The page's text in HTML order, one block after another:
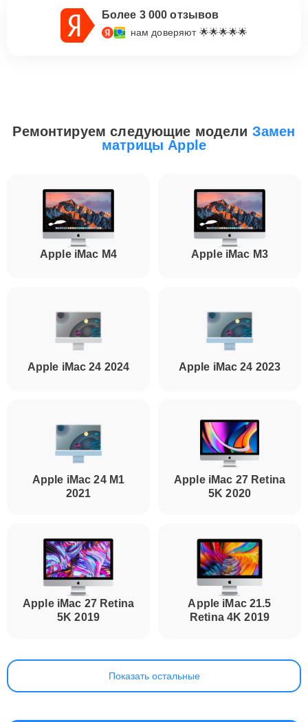
Более 3 000 отзывов
нам доверяют 🌟🌟🌟🌟🌟
Ремонтируем следующие модели Замен
матрицы Apple
Apple iMac M4 Apple iMac M3
Apple iMac 24 2024 Apple iMac 24 2023
Apple iMac 24 M1
2021
Apple iMac 27 Retina
5K 2020
Apple iMac 27 Retina
5K 2019
Apple iMac 21.5
Retina 4K 2019
Показать остальные